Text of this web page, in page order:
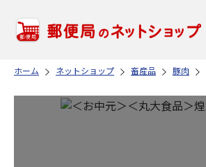
ホーム ネットショップ 畜産品 豚肉